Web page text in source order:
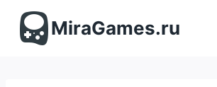
содержимомуMiraGames.ru